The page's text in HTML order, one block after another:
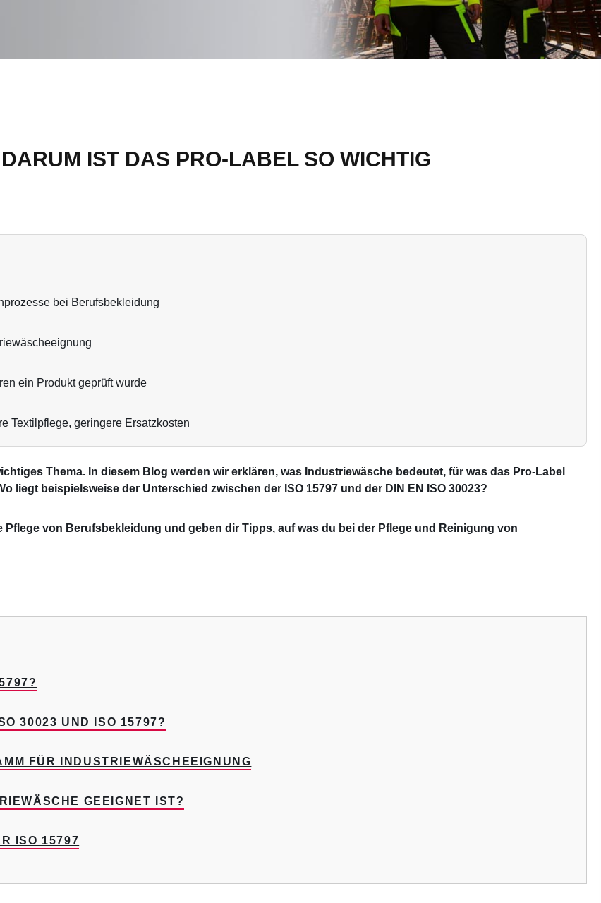
IST DAS PRO-LABEL SO WICHTIG
bei Berufsbekleidung
ein Produkt geprüft wurde
Textilpflege, geringere Ersatzkosten
Thema. In diesem Blog werden wir erklären, was Industriewäsche bedeutet, für was das Pro-Label
liegt beispielsweise der Unterschied zwischen der ISO 15797 und der DIN EN ISO 30023?
von Berufsbekleidung und geben dir Tipps, auf was du bei der Pflege und Reinigung von
30023 UND ISO 15797?
FÜR INDUSTRIEWÄSCHEEIGNUNG
GEEIGNET IST?
ISO 15797